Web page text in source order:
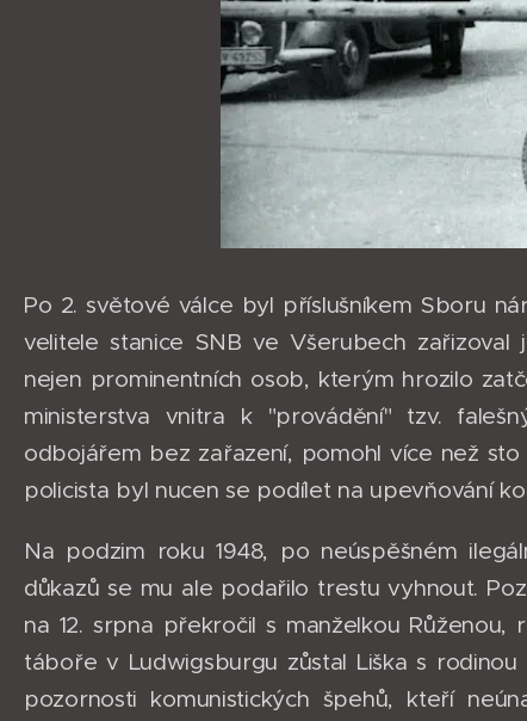
Po 2. světové válce byl příslušníkem Sboru
velitele stanice SNB ve Všerubech
nejen prominentních osob, kterým hrozilo
ministerstva vnitra k "provádění" tzv.
odbojářem bez zařazení, pomohl více než sto
policista byl nucen se podílet na upevňování
Na podzim roku 1948, po neúspěšném
důkazů se mu ale podařilo trestu vyhnout.
na 12. srpna překročil s manželkou
táboře v Ludwigsburgu zůstal Liška s
pozornosti komunistických špehů, kteří